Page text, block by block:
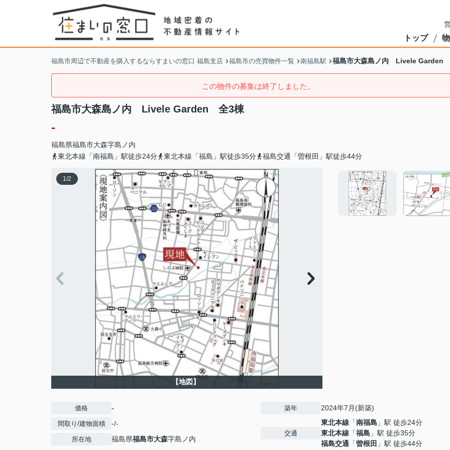
トップ
福島市周辺で不動産を購入するならすまいの窓口 福島支店 福島市の売買物件一覧 南福島駅 福島市大森島ノ内 Livele Garden
この物件の募集は終了しました。
福島市大森島ノ内 Livele Garden 全3棟
-
福島県福島市大森字島ノ内
東北本線「南福島」駅徒歩24分
東北本線「福島」駅徒歩35分 福島交通「曽根田」駅徒歩44分
1/2
【地図】
価格 -
間取り/建物面積 -/-
所在地 福島県福島市大森字島ノ内
築年 2024年7月(新築)
交通
東北本線 「南福島 」駅 徒歩24分
東北本線 「福島 」駅 徒歩35分
福島交通 「曽根田 」駅 徒歩44分